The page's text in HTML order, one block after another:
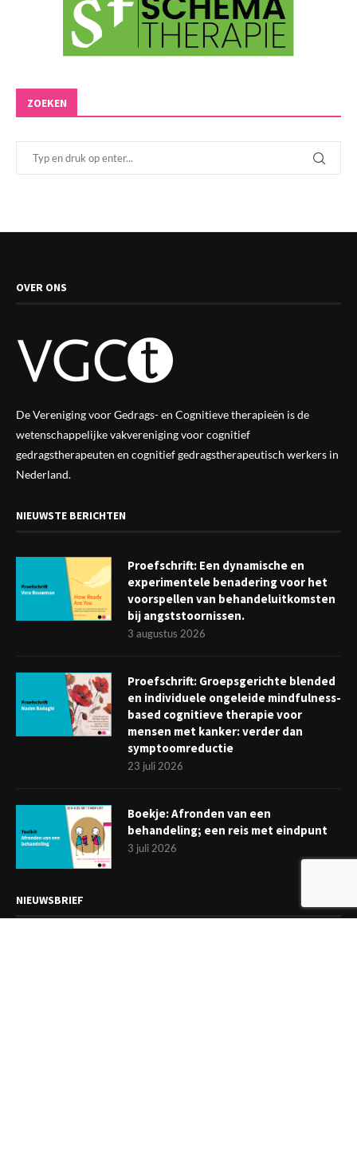
ZOEKEN
OVER ONS
De Vereniging voor Gedrags- en Cognitieve therapieën is de
wetenschappelijke vakverenigingvoor cognitief
gedragstherapeuten en cognitief gedragstherapeutisch werkers in
Nederland.
NIEUWSTE BERICHTEN
Proefschrift: Een dynamische en
experimentele benadering voor het
voorspellen van behandeluitkomsten
bij angststoornissen.
3 augustus 2026
Proefschrift: Groepsgerichte blended
en individuele ongeleide mindfulness-
based cognitieve therapie voor
mensen met kanker: verder dan
symptoomreductie
23 juli 2026
Boekje: Afronden van een
behandeling; een reis met eindpunt
3 juli 2026
NIEUWSBRIEF